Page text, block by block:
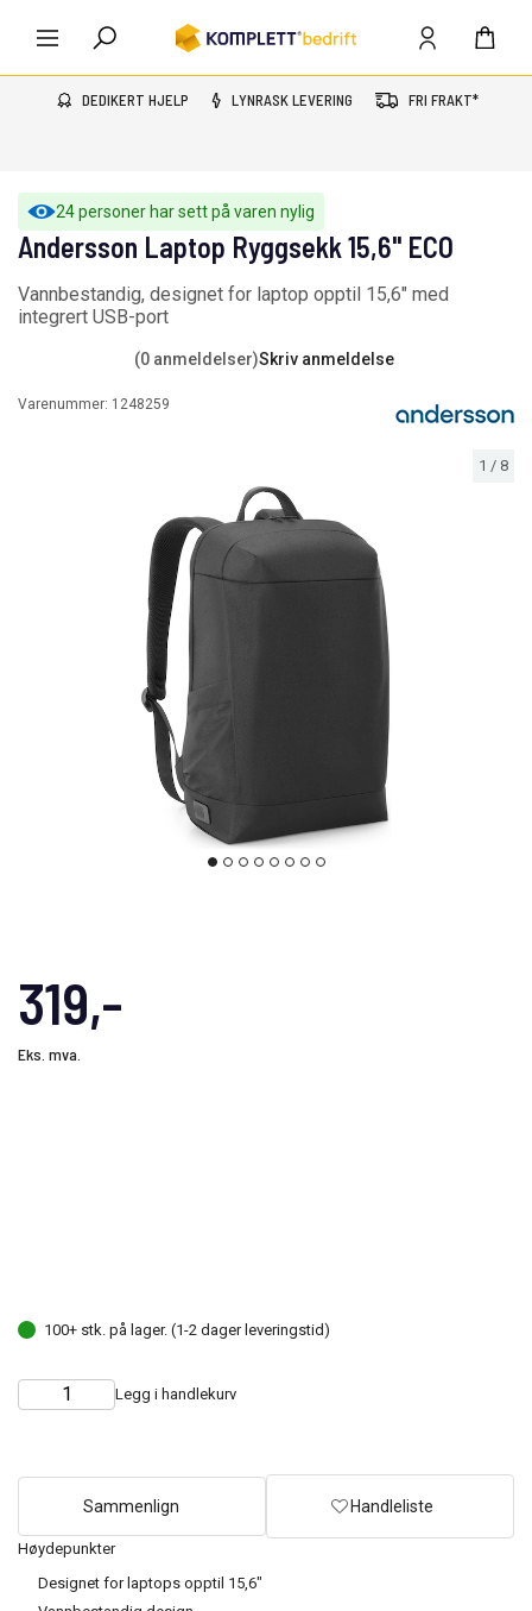
DEDIKERT HJELP LYNRASK LEVERING FRI FRAKT*
24 personer har sett på varen nylig
1 / 8
Høydepunkter
Designet for laptops opptil 15,6"
Andersson Laptop Ryggsekk 15,6" ECO
Vannbestandig, designet for laptop opptil 15,6" med
integrert USB-port
(0 anmeldelser)Skriv anmeldelse
Varenummer: 1248259
319,-
Eks. mva.
100+ stk. på lager. (1-2 dager leveringstid)
Choose
Quantity Legg i handlekurv
Sammenlign Handleliste